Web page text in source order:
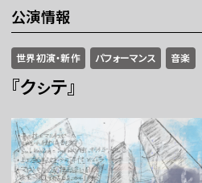
さらに楽しむ
公演情報
世界初演・新作 パフォーマンス 音楽
『クㇱテ』